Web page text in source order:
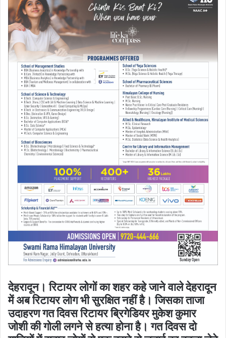
देहरादून। रिटायर लोगों का शहर कहे जाने वाले देहरादून
में अब रिटायर लोग भी सुरक्षित नहीं है। जिसका ताजा
उदाहरण गत दिवस रिटायर ब्रिगेडियर मुकेश कुमार
जोशी की गोली लगने से हत्या होना है। गत दिवस दो